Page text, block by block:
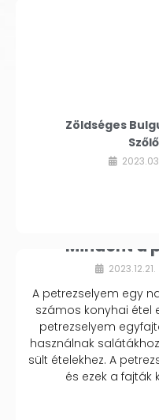
Zöldséges
Mindent a
2023.12.21.
A petrezselyem egy
számos konyhai étel
petrezselyem
használnak
sült ételekhez. A
és ezek a fajták